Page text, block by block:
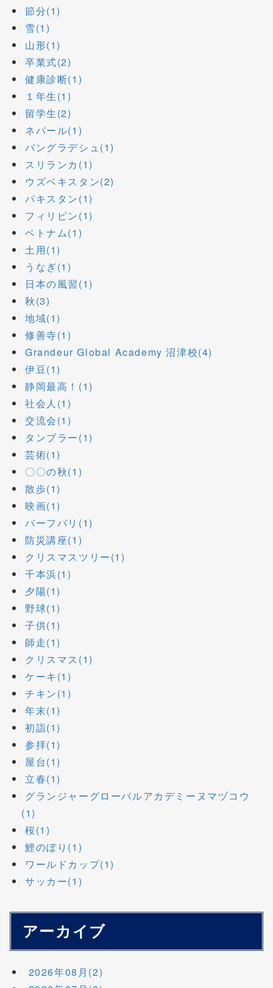
節分(1)
雪(1)
山形(1)
卒業式(2)
健康診断(1)
１年生(1)
留学生(2)
ネパール(1)
バングラデシュ(1)
スリランカ(1)
ウズベキスタン(2)
パキスタン(1)
フィリピン(1)
ベトナム(1)
土用(1)
うなぎ(1)
日本の風習(1)
秋(3)
地域(1)
修善寺(1)
Grandeur Global Academy 沼津校(4)
伊豆(1)
静岡最高！(1)
社会人(1)
交流会(1)
タンブラー(1)
芸術(1)
〇〇の秋(1)
散歩(1)
映画(1)
バーフバリ(1)
防災講座(1)
クリスマスツリー(1)
千本浜(1)
夕陽(1)
野球(1)
子供(1)
師走(1)
クリスマス(1)
ケーキ(1)
チキン(1)
年末(1)
初詣(1)
参拝(1)
屋台(1)
立春(1)
グランジャーグローバルアカデミーヌマヅコウ
(1)
桜(1)
鯉のぼり(1)
ワールドカップ(1)
サッカー(1)
アーカイブ
2026年08月(2)